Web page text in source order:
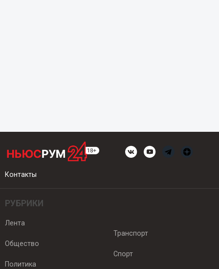
Контакты
РУБРИКИ
Лента
Общество
Политика
Транспорт
Спорт